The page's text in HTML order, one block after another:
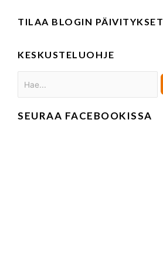
TILAA BLOGIN PÄIVITYKSET
KESKUSTELUOHJE
SEURAA FACEBOOKISSA